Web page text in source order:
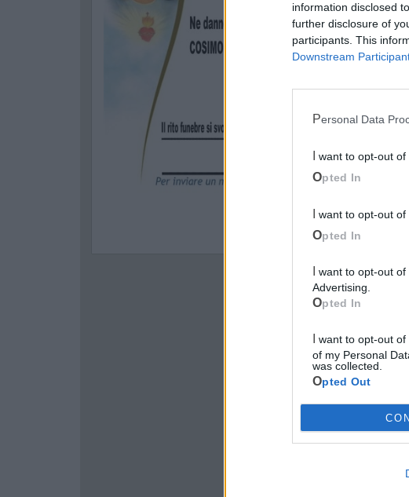
information disclosed
further disclosure of
participants. This
Downstream
Personal Data
I want to opt-out
Opted In
I want to opt-out
Opted In
Advertising.
Opted In
of my Personal
was collected.
Opted Out